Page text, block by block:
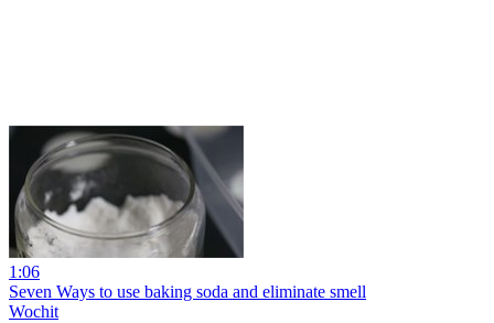
1:06
Seven Ways to use baking soda and eliminate smell
Wochit